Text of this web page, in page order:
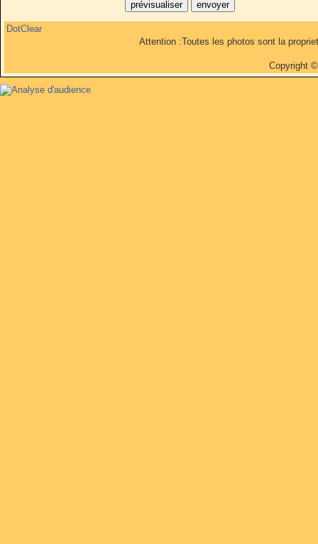
DotClear
Attention :Toutes les photos sont la
Copyright